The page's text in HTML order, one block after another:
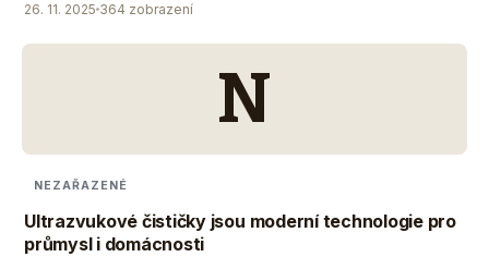
26. 11. 2025 364 zobrazení
N
NEZAŘAZENÉ
Ultrazvukové čističky jsou moderní technologie pro
průmysl i domácnosti